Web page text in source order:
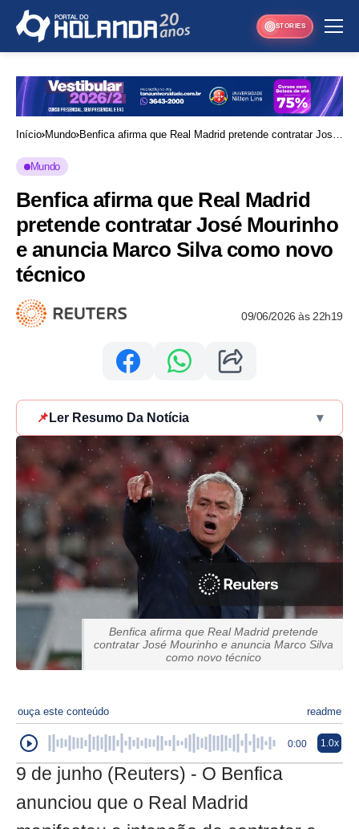
STORIES
Início Mundo Benfica afirma que Real Madrid pretende contratar José
Mundo
Benfica afirma que Real Madrid
pretende contratar José Mourinho
e anuncia Marco Silva como novo
técnico
09/06/2026 às 22h19
📌 Ler Resumo Da Notícia ▾
Benfica afirma que Real Madrid pretende
contratar José Mourinho e anuncia Marco Silva
como novo técnico
ouça este conteúdo readme
0:00 1.0x
9 de junho (Reuters) - O Benfica
anunciou que o Real Madrid